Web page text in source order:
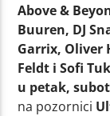
Above &
Buuren, DJ
Garrix, Oliver
Feldt i Sofi
u petak,
na pozornici